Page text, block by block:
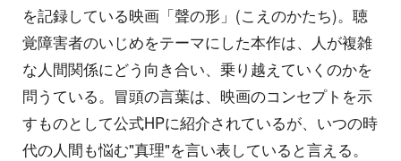
を記録している映画「聲の形」(こえのかたち)。聴
覚障害者のいじめをテーマにした本作は、人が複雑
な人間関係にどう向き合い、乗り越えていくのかを
問うている。冒頭の言葉は、映画のコンセプトを示
すものとして公式HPに紹介されているが、いつの時
代の人間も悩む"真理"を言い表していると言える。